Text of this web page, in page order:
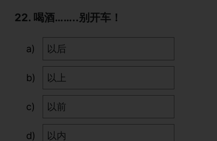
22. 喝酒……..别开车！
以后
以上
以前
以内